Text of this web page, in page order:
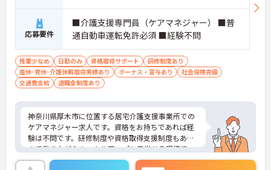
応募要件
■介護支援専門員（ケアマネジャー） ■普
通自動車運転免許必須 ■経験不問
残業少なめ 日勤のみ 資格取得サポート
研修制度あり
産休･育休･介護休暇取得実績あり
ボーナス・賞与あり
社会保険完備
交通費支給
退職金制度あり
神奈川県厚木市に位置する居宅介護支援事業所での
ケアマネジャー求人です。資格をお持ちであれば経
験は不問です。研修制度や資格取得支援制度もある
ので働きながらのスキルアップも目指せる環境で
す！ご興味のある方には、面接対策ポイント等、さ